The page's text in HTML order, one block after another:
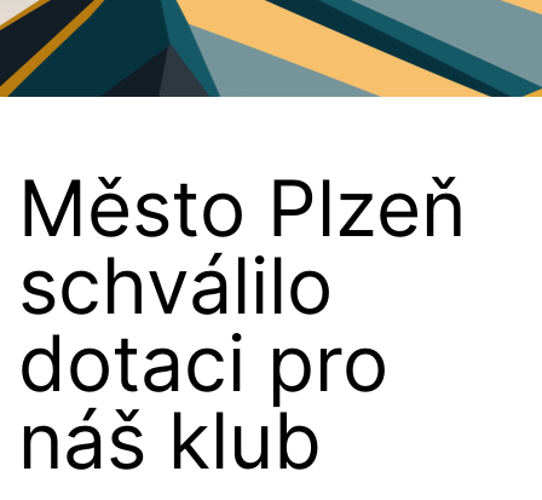
PG
Město Plzeň
schválilo
dotaci pro
náš klub